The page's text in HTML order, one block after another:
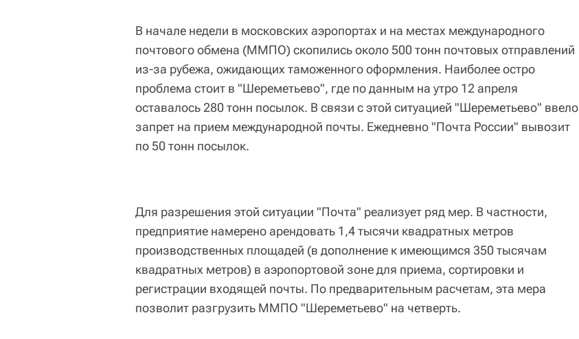
В начале недели в московских аэропортах и на местах международного
почтового обмена (ММПО) скопились около 500 тонн почтовых отправлений
из-за рубежа, ожидающих таможенного оформления. Наиболее остро
проблема стоит в "Шереметьево", где по данным на утро 12 апреля
оставалось 280 тонн посылок. В связи с этой ситуацией "Шереметьево" ввело
запрет на прием международной почты. Ежедневно "Почта России" вывозит
по 50 тонн посылок.
Для разрешения этой ситуации "Почта" реализует ряд мер. В частности,
предприятие намерено арендовать 1,4 тысячи квадратных метров
производственных площадей (в дополнение к имеющимся 350 тысячам
квадратных метров) в аэропортовой зоне для приема, сортировки и
регистрации входящей почты. По предварительным расчетам, эта мера
позволит разгрузить ММПО "Шереметьево" на четверть.